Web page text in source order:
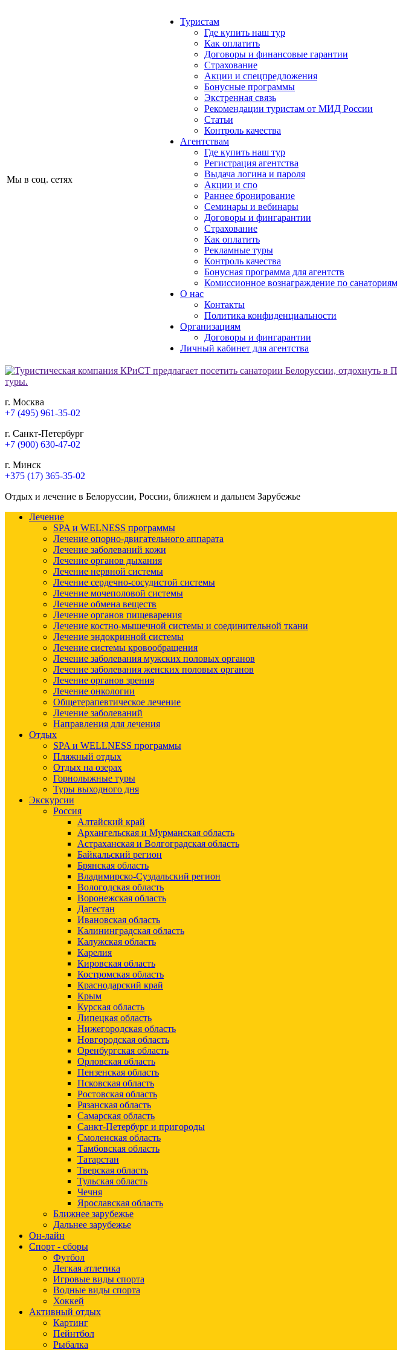
Мы в соц. сетях
Туристам
Где купить наш тур
Как оплатить
Договоры и финансовые гарантии
Страхование
Акции и спецпредложения
Бонусные программы
Экстренная связь
Рекомендации туристам от МИД России
Статьи
Контроль качества
Агентствам
Где купить наш тур
Регистрация агентства
Выдача логина и пароля
Акции и спо
Раннее бронирование
Семинары и вебинары
Договоры и фингарантии
Страхование
Как оплатить
Рекламные туры
Контроль качества
Бонусная программа для агентств
Комиссионное вознаграждение по
О нас
Контакты
Политика конфиденциальности
Организациям
Договоры и фингарантии
Личный кабинет для агентства
г. Москва
+7 (495) 961-35-02
г. Санкт-Петербург
+7 (900) 630-47-02
г. Минск
+375 (17) 365-35-02
Отдых и лечение в Белоруссии, России, ближнем и дальнем Зарубежье
Лечение
SPA и WELNESS программы
Лечение опорно-двигательного аппарата
Лечение заболеваний кожи
Лечение органов дыхания
Лечение нервной системы
Лечение сердечно-сосудистой системы
Лечение мочеполовой системы
Лечение обмена веществ
Лечение органов пищеварения
Лечение костно-мышечной системы и соединительной ткани
Лечение эндокринной системы
Лечение системы кровообращения
Лечение заболевания мужских половых органов
Лечение заболевания женских половых органов
Лечение органов зрения
Лечение онкологии
Общетерапевтическое лечение
Лечение заболеваний
Направления для лечения
Отдых
SPA и WELLNESS программы
Пляжный отдых
Отдых на озерах
Горнолыжные туры
Туры выходного дня
Экскурсии
Россия
Алтайский край
Архангельская и Мурманская область
Астраханская и Волгоградская область
Байкальский регион
Брянская область
Владимирско-Суздальский регион
Вологодская область
Воронежская область
Дагестан
Ивановская область
Калининградская область
Калужская область
Карелия
Кировская область
Костромская область
Краснодарский край
Крым
Курская область
Липецкая область
Нижегородская область
Новгородская область
Оренбургская область
Орловская область
Пензенская область
Псковская область
Ростовская область
Рязанская область
Самарская область
Санкт-Петербург и пригороды
Смоленская область
Тамбовская область
Татарстан
Тверская область
Тульская область
Чечня
Ярославская область
Ближнее зарубежье
Дальнее зарубежье
Он-лайн
Спорт - сборы
Футбол
Легкая атлетика
Игровые виды спорта
Водные виды спорта
Хоккей
Активный отдых
Картинг
Пейнтбол
Рыбалка